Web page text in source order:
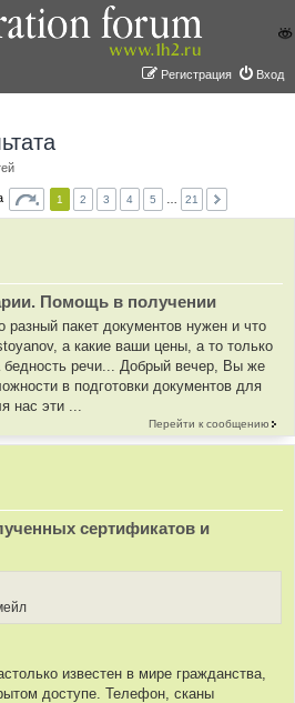
Вход
Регистрация
1 2 3 4 5 21
Помощь в получении
разный пакет документов нужен и что
а какие ваши цены, а то только
бедность речи... Добрый вечер, Вы же
в подготовки документов для
нас эти ...
Перейти к сообщению
сертификатов и
известен в мире гражданства,
доступе. Телефон, сканы